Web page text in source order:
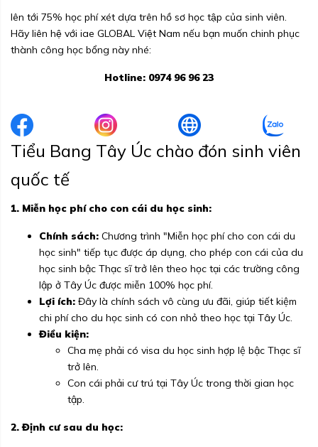
lên tới 75% học phí xét dựa trên hồ sơ học tập của sinh viên.
Hãy liên hệ với iae GLOBAL Việt Nam nếu bạn muốn chinh phục
thành công học bổng này nhé:
Hotline: 0974 96 96 23
Tiểu Bang Tây Úc chào đón sinh viên
quốc tế
1. Miễn học phí cho con cái du học sinh:
Chính sách: Chương trình "Miễn học phí cho con cái du
học sinh" tiếp tục được áp dụng, cho phép con cái của du
học sinh bậc Thạc sĩ trở lên theo học tại các trường công
lập ở Tây Úc được miễn 100% học phí.
Lợi ích: Đây là chính sách vô cùng ưu đãi, giúp tiết kiệm
chi phí cho du học sinh có con nhỏ theo học tại Tây Úc.
Điều kiện:
Cha mẹ phải có visa du học sinh hợp lệ bậc Thạc sĩ
trở lên.
Con cái phải cư trú tại Tây Úc trong thời gian học
tập.
2. Định cư sau du học: